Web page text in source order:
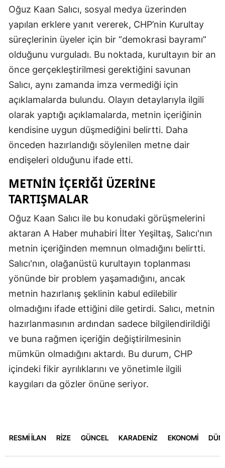
Oğuz Kaan Salıcı, sosyal medya üzerinden
yapılan erklere yanıt vererek, CHP’nin Kurultay
süreçlerinin üyeler için bir “demokrasi bayramı”
olduğunu vurguladı. Bu noktada, kurultayın bir an
önce gerçekleştirilmesi gerektiğini savunan
Salıcı, aynı zamanda imza vermediği için
açıklamalarda bulundu. Olayın detaylarıyla ilgili
olarak yaptığı açıklamalarda, metnin içeriğinin
kendisine uygun düşmediğini belirtti. Daha
önceden hazırlandığı söylenilen metne dair
endişeleri olduğunu ifade etti.
METNIN İÇERIĞI ÜZERINE
TARTIŞMALAR
Oğuz Kaan Salıcı ile bu konudaki görüşmelerini
aktaran A Haber muhabiri İlter Yeşiltaş, Salıcı'nın
metnin içeriğinden memnun olmadığını belirtti.
Salıcı'nın, olağanüstü kurultayın toplanması
yönünde bir problem yaşamadığını, ancak
metnin hazırlanış şeklinin kabul edilebilir
olmadığını ifade ettiğini dile getirdi. Salıcı, metnin
hazırlanmasının ardından sadece bilgilendirildiği
ve buna rağmen içeriğin değiştirilmesinin
mümkün olmadığını aktardı. Bu durum, CHP
içindeki fikir ayrılıklarını ve yönetimle ilgili
kaygıları da gözler önüne seriyor.
RESMİ İLAN RİZE GÜNCEL KARADENİZ EKONOMİ